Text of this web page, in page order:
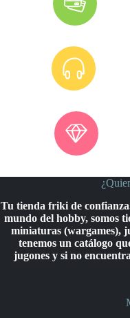
Tu tienda friki de
mundo del hobby, somos
miniaturas (wargames),
tenemos un catálogo
jugones y si no